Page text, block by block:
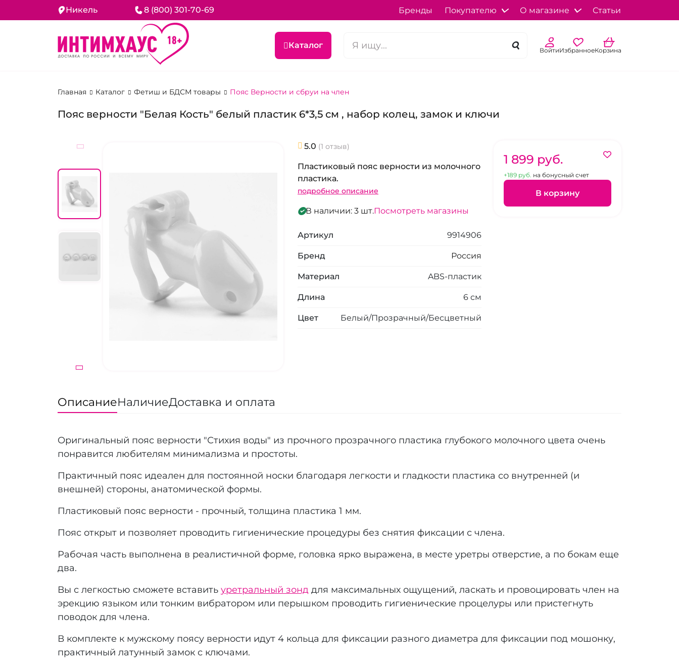
Никель 8 (800) 301-70-69 Бренды Покупателю О магазине Статьи
Каталог ВойтиИзбранноеКорзина
Главная Каталог Фетиш и БДСМ товары Пояс Верности и сбруи на член
Пояс верности "Белая Кость" белый пластик 6*3,5 см , набор колец, замок и ключи
5.0 (1 отзыв)
Пластиковый пояс верности из молочного
пластика.
подробное описание
В наличии: 3 шт.Посмотреть магазины
Артикул 9914906
Бренд Россия
Материал ABS-пластик
Длина 6 см
Цвет Белый/Прозрачный/Бесцветный
1 899 pуб.
+189 pуб. на бонусный счет
В корзину
ОписаниеНаличиеДоставка и оплата
Оригинальный пояс верности "Стихия воды" из прочного прозрачного пластика глубокого молочного цвета очень
понравится любителям минимализма и простоты.
Практичный пояс идеален для постоянной носки благодаря легкости и гладкости пластика со внутренней (и
внешней) стороны, анатомической формы.
Пластиковый пояс верности - прочный, толщина пластика 1 мм.
Пояс открыт и позволяет проводить гигиенические процедуры без снятия фиксации с члена.
Рабочая часть выполнена в реалистичной форме, головка ярко выражена, в месте уретры отверстие, а по бокам еще
два.
Вы с легкостью сможете вставить уретральный зонд для максимальных ощущений, ласкать и провоцировать член на
эрекцию языком или тонким вибратором или перышком проводить гигиенические процелуры или пристегнуть
поводок для члена.
В комплекте к мужскому поясу верности идут 4 кольца для фиксации разного диаметра для фиксации под мошонку,
практичный латунный замок с ключами.